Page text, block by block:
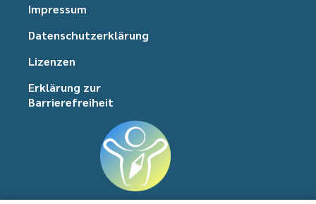
Impressum
Datenschutzerklärung
Lizenzen
Erklärung zur
Barrierefreiheit